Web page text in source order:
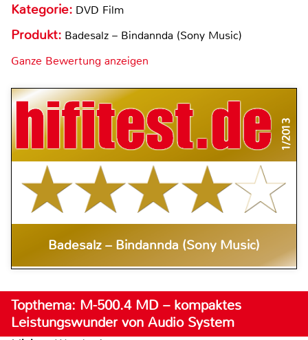
Kategorie: DVD Film
Produkt: Badesalz – Bindannda (Sony Music)
Ganze Bewertung anzeigen
1/2013
Badesalz – Bindannda (Sony Music)
Topthema: M-500.4 MD – kompaktes
Leistungswunder von Audio System